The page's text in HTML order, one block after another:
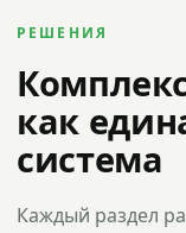
РЕШЕНИЯ
как
система
Каждый раздел